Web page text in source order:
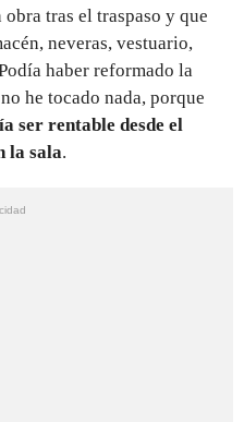
tras el traspaso y que
neveras, vestuario,
haber reformado la
he tocado nada, porque
ser rentable desde el
la sala.